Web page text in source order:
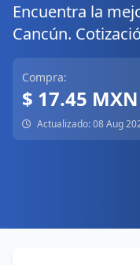
Encuentra la
Cancún.
Compra:
$ 17.45 MXN
Actualizado: 08 Aug